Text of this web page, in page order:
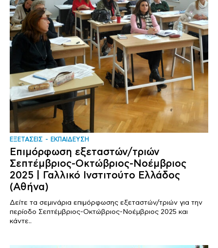
ΕΞΕΤΑΣΕΙΣ ΕΚΠΑΙΔΕΥΣΗ
Επιμόρφωση εξεταστών/τριών
Σεπτέμβριος-Οκτώβριος-Νοέμβριος
2025 | Γαλλικό Ινστιτούτο Ελλάδος
(Αθήνα)
Δείτε τα σεμινάρια επιμόρφωσης εξεταστών/τριών για την
περίοδο Σεπτέμβριος-Οκτώβριος-Νοέμβριος 2025 και
κάντε..